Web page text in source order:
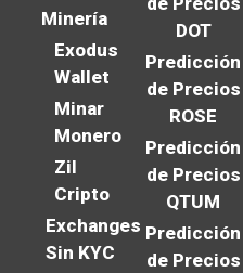
Minería
Exodus
Wallet
Minar
Monero
Zil
Cripto
Exchanges
Sin KYC
DOT
Predicción
de Precios
ROSE
Predicción
de Precios
QTUM
Predicción
de Precios